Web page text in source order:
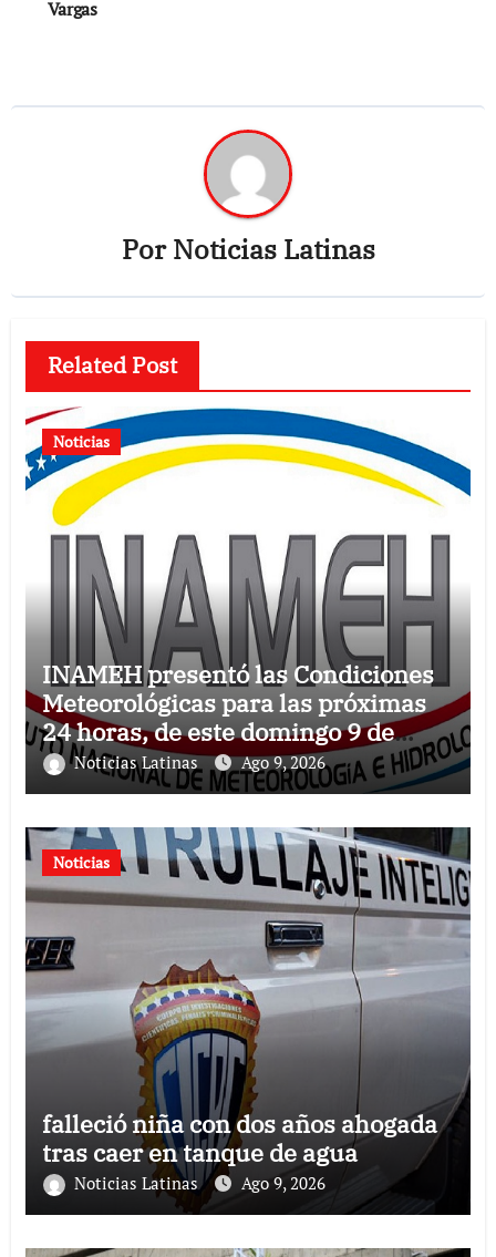
Vargas
PorNoticias Latinas
Related Post
Noticias
INAMEH presentó las Condiciones
Meteorológicas para las próximas
24 horas, de este domingo 9 de
agosto 2026
Noticias Latinas Ago 9, 2026
Noticias
falleció niña con dos años ahogada
tras caer en tanque de agua
Noticias Latinas Ago 9, 2026